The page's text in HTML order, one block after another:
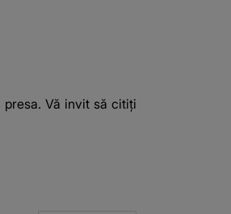
Vă invit să citiți